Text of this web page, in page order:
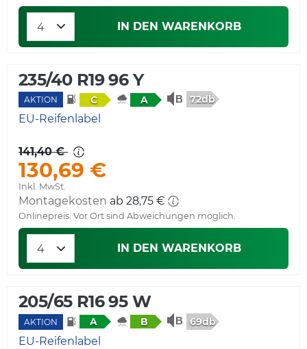
IN DEN WARENKORB
235/40 R19 96 Y
AKTION C A 72db
EU-Reifenlabel
141,40 €
130,69 €
Inkl. MwSt.
Montagekosten ab 28,75 €
Onlinepreis. Vor Ort sind Abweichungen möglich.
IN DEN WARENKORB
205/65 R16 95 W
AKTION A B 69db
EU-Reifenlabel